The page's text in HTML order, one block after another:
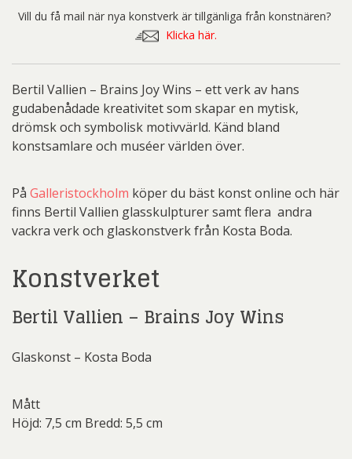
Vill du få mail när nya konstverk är tillgänliga från konstnären?
Klicka här.
Bertil Vallien – Brains Joy Wins – ett verk av hans
gudabenådade kreativitet som skapar en mytisk,
drömsk och symbolisk motivvärld. Känd bland
konstsamlare och muséer världen över.
På Galleristockholm köper du bäst konst online och här
finns Bertil Vallien glasskulpturer samt flera andra
vackra verk och glaskonstverk från Kosta Boda.
Konstverket
Bertil Vallien – Brains Joy Wins
Glaskonst – Kosta Boda
Mått
Höjd: 7,5 cm Bredd: 5,5 cm